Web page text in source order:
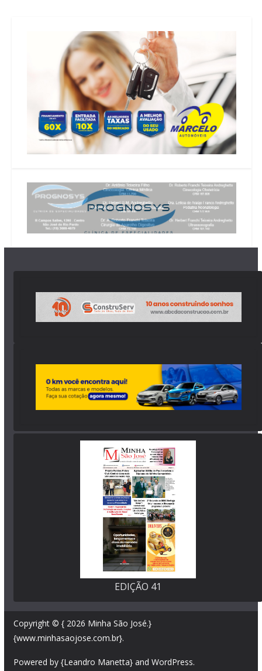
EDIÇÃO 41
Copyright © { 2026 Minha São José.}
{www.minhasaojose.com.br}.
Powered by {Leandro Manetta} and WordPress.